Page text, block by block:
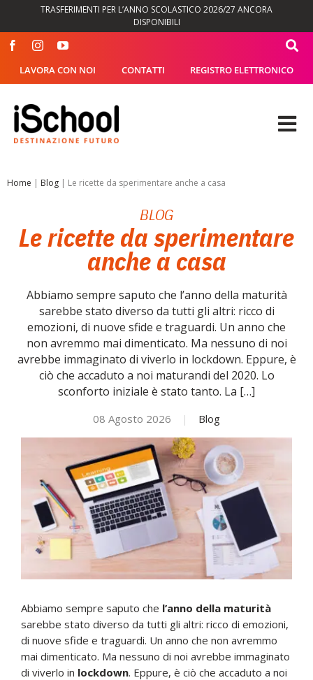
contenuto
TRASFERIMENTI PER L’ANNO SCOLASTICO 2026/27 ANCORA
DISPONIBILI
LAVORA CON NOI CONTATTI REGISTRO ELETTRONICO
ISCHOOL
NOVITÀ
ISCRIVITI
ESAMI DI IDONEITÀ
Home | Blog| Le ricette da sperimentare anche a casa
BLOG
Le ricette da sperimentare
anche a casa
Abbiamo sempre saputo che l’anno della maturità
sarebbe stato diverso da tutti gli altri: ricco di
emozioni, di nuove sfide e traguardi. Un anno che
non avremmo mai dimenticato. Ma nessuno di noi
avrebbe immaginato di viverlo in lockdown. Eppure, è
ciò che accaduto a noi maturandi del 2020. Lo
sconforto iniziale è stato tanto. La […]
08 Agosto 2026 | Blog
Abbiamo sempre saputo che l’anno della maturità
sarebbe stato diverso da tutti gli altri: ricco di emozioni,
di nuove sfide e traguardi. Un anno che non avremmo
mai dimenticato. Ma nessuno di noi avrebbe immaginato
di viverlo in lockdown. Eppure, è ciò che accaduto a noi